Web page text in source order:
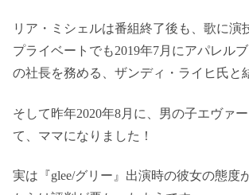
リア・ミシェルは番組終了後も、歌に演
プライベートでも2019年7月にアパレル
の社長を務める、ザンディ・ライヒ氏と
そして昨年2020年8月に、男の子エヴァ
て、ママになりました！
実は『glee/グリー』出演時の彼女の態度